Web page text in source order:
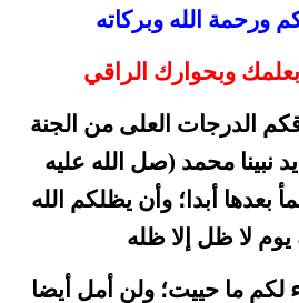
ورحمة الله وبركاته
وبحوارك الراقي
الدرجات العلى من الجنة
نبينا محمد (صل الله عليه
أبدا؛ وأن يظلكم الله
لا ظل إلا ظله
لكم ما حييت؛ ولن أمل أيضا